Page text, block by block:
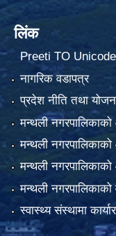
लिंक
Preeti TO Unicode
नागरिक वडापत्र
प्रदेश नीति तथा
मन्थली
मन्थली
मन्थली
मन्थली नगरपालिकाको
स्वास्थ्य संस्थामा